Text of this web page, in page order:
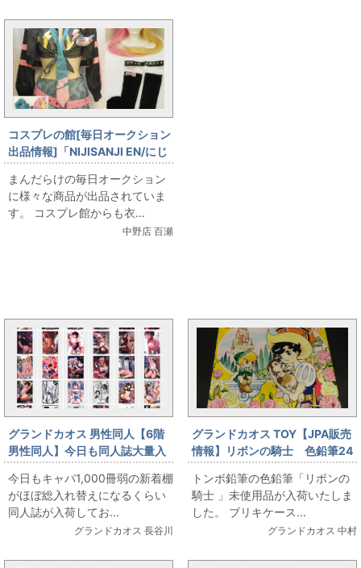
コスプレの館[毎日オークション
出品情報]「NIJISANJI EN/にじ
さんじEN/虎姫コト
カ/KotokaTorahime/ウィッグ
付き/女性用Sサイズ(日本サイ
ズ)/コスプレ衣装」を出品して
まんだらけの毎日オークション
に様々な商品が出品されていま
す。 コスプレ館からも衣...
中野店 百瀬
グランドカオス 男性同人【6階
男性同人】今日も同人誌大量入
荷してます。男の娘多めです
今日もキャパ1,000冊弱の新着棚
がほぼ総入れ替えになるくらい
同人誌が入荷してお...
グランドカオス 長谷川
グランドカオス TOY【JPA販売
情報】リボンの騎士 色鉛筆24
色
トンボ鉛筆の色鉛筆「リボンの
騎士 」未使用品が入荷いたしま
した。 ブリキケース...
グランドカオス 中村